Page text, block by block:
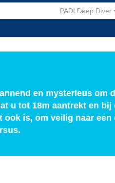
PADI Deep Diver
en mysterieus
u tot 18m aantrekt en
ook is, om veilig naar